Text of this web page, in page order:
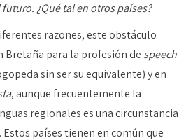
¿Qué tal en otros países?
razones, este obstáculo
Bretaña para la profesión de speech
sin ser su equivalente) y en
, aunque frecuentemente la
regionales es una circunstancia
países tienen en común que